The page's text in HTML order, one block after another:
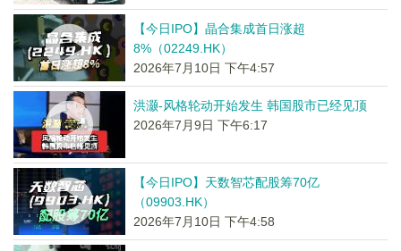
【今日IPO】晶合集成首日涨超
8%（02249.HK）
2026年7月10日 下午4:57
洪灏-风格轮动开始发生 韩国股市已经见顶
2026年7月9日 下午6:17
【今日IPO】天数智芯配股筹70亿
（09903.HK）
2026年7月10日 下午4:58